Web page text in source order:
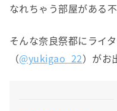
なれちゃう部屋がある
そんな奈良祭都にライ
（@yukigao_22）がお